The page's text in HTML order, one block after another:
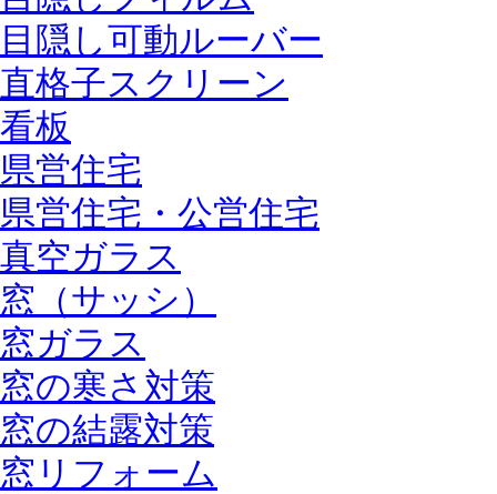
目隠し可動ルーバー
直格子スクリーン
看板
県営住宅
県営住宅・公営住宅
真空ガラス
窓（サッシ）
窓ガラス
窓の寒さ対策
窓の結露対策
窓リフォーム